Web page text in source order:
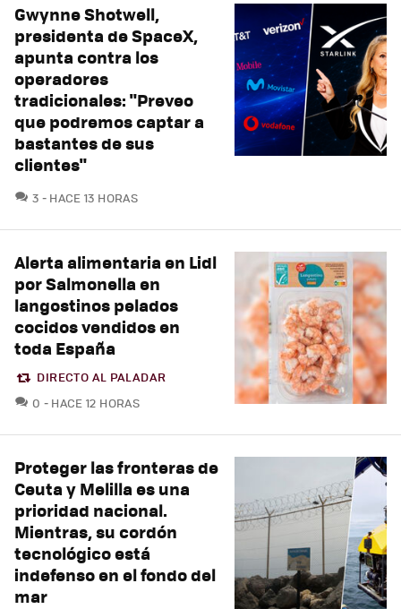
Gwynne Shotwell,
presidenta de SpaceX,
apunta contra los
operadores
tradicionales: "Preveo
que podremos captar a
bastantes de sus
clientes"
3 COMENTARIOS
HACE 13 HORAS
Alerta alimentaria en Lidl
por Salmonella en
langostinos pelados
cocidos vendidos en
toda España
DIRECTO AL PALADAR
0 COMENTARIOS
HACE 12 HORAS
Proteger las fronteras de
Ceuta y Melilla es una
prioridad nacional.
Mientras, su cordón
tecnológico está
indefenso en el fondo del
mar